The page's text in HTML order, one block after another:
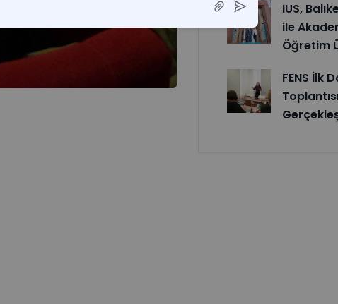
IUS,
ile
Öğretim
FENS İlk